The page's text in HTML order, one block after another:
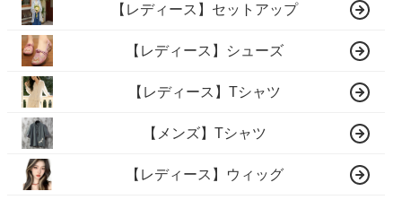
【レディース】セットアップ
【レディース】シューズ
【レディース】Tシャツ
【メンズ】Tシャツ
【レディース】ウィッグ